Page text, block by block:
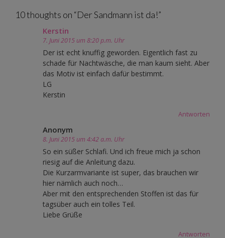
10 thoughts on “Der Sandmann ist da!”
Kerstin
7. Juni 2015 um 8:20 p.m. Uhr
Der ist echt knuffig geworden. Eigentlich fast zu
schade für Nachtwäsche, die man kaum sieht. Aber
das Motiv ist einfach dafür bestimmt.
LG
Kerstin
Antworten
Anonym
8. Juni 2015 um 4:42 a.m. Uhr
So ein süßer Schlafi. Und ich freue mich ja schon
riesig auf die Anleitung dazu.
Die Kurzarmvariante ist super, das brauchen wir
hier nämlich auch noch…
Aber mit den entsprechenden Stoffen ist das für
tagsüber auch ein tolles Teil.
Liebe Grüße
Antworten